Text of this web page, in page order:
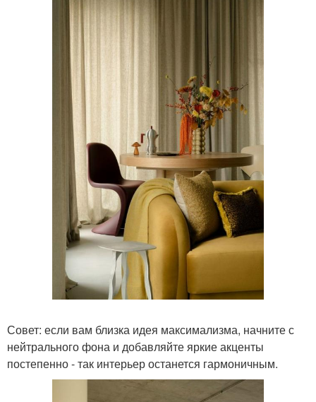
Совет: если вам близка идея максимализма, начните с
нейтрального фона и добавляйте яркие акценты
постепенно - так интерьер останется гармоничным.